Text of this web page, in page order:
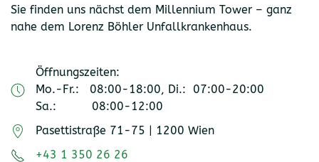
Sie finden uns nächst dem Millennium Tower – ganz
nahe dem Lorenz Böhler Unfallkrankenhaus.
Öffnungszeiten:
Mo.-Fr.: 08:00-18:00, Di.: 07:00-20:00
Sa.: 08:00-12:00
Pasettistraße 71-75 | 1200 Wien
+43 1 350 26 26